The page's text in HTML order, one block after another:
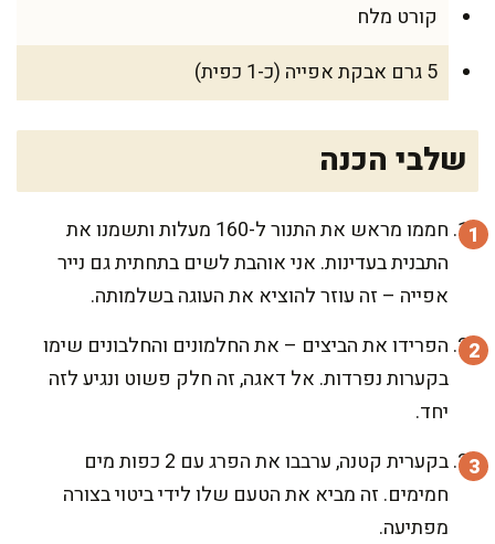
קורט מלח
5 גרם אבקת אפייה (כ-1 כפית)
שלבי הכנה
חממו מראש את התנור ל-160 מעלות ותשמנו את
התבנית בעדינות. אני אוהבת לשים בתחתית גם נייר
אפייה – זה עוזר להוציא את העוגה בשלמותה.
הפרידו את הביצים – את החלמונים והחלבונים שימו
בקערות נפרדות. אל דאגה, זה חלק פשוט ונגיע לזה
יחד.
בקערית קטנה, ערבבו את הפרג עם 2 כפות מים
חמימים. זה מביא את הטעם שלו לידי ביטוי בצורה
מפתיעה.